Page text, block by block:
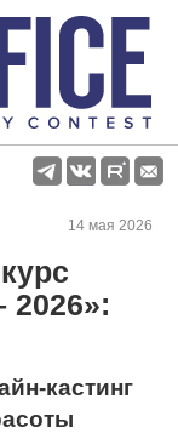
14 мая 2026
кастинг